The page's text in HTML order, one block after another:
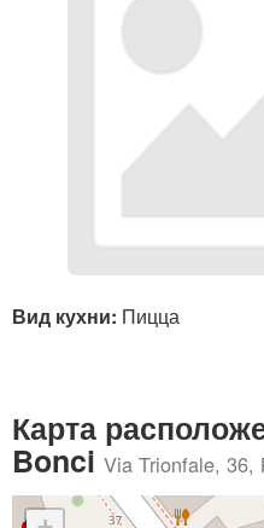
Вид кухни: Пицца
Карта
Bonci Via Trionfale,